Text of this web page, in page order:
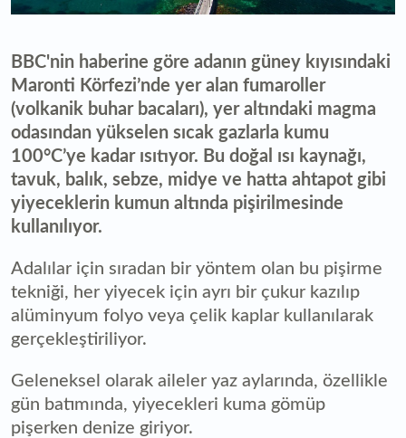
BBC'nin haberine göre adanın güney kıyısındaki
Maronti Körfezi’nde yer alan fumaroller
(volkanik buhar bacaları), yer altındaki magma
odasından yükselen sıcak gazlarla kumu
100°C’ye kadar ısıtıyor. Bu doğal ısı kaynağı,
tavuk, balık, sebze, midye ve hatta ahtapot gibi
yiyeceklerin kumun altında pişirilmesinde
kullanılıyor.
Adalılar için sıradan bir yöntem olan bu pişirme
tekniği, her yiyecek için ayrı bir çukur kazılıp
alüminyum folyo veya çelik kaplar kullanılarak
gerçekleştiriliyor.
Geleneksel olarak aileler yaz aylarında, özellikle
gün batımında, yiyecekleri kuma gömüp
pişerken denize giriyor.